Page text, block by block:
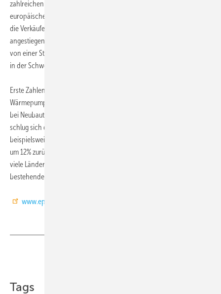
zahlreichen Mitgliedsstaaten eingesetzt. Aus Statistiken des
europäischen Wärmepumpenverbands EHPA geht z.B. hervor, dass
die Verkäufe in Frankreich zwischen 2007 und 2008 um 127%
angestiegen sind, das ist dreimal so viel wie in Deutschland, gefolgt
von einer Steigerung um 37% in Schweden, 30% in Finnland und 27%
in der Schweiz und in Österreich.
Erste Zahlen aus 2009 zeigen, dass die Wirtschaftskrise auch am
Wärmepumpensektor nicht spurlos vorüber ging, da die Aktivitäten
bei Neubauten, aber auch bei Renovierungen stark zurückgingen. Das
schlug sich direkt im Wärmepumpenmarkt wieder, so dass
beispielsweise in Frankreich und Deutschland die Zahlen um 20% bzw.
um 12% zurückgingen. Die Prognosen für 2010 sind aber positiv, da
viele Länder neue Fördermaßnahmen auf den Weg bringen und/oder
bestehende Programme fortführen.
www.epeeglobal.org
Tags